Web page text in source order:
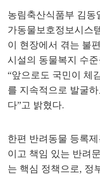
농림축산식품부 김동
가동물보호정보시스
이 현장에서 겪는 불
시설의 동물복지 수
“앞으로도 국민이 체
를 지속적으로 발굴
다”고 밝혔다.
한편 반려동물 등록제
이고 책임 있는 반려
는 핵심 정책으로, 정